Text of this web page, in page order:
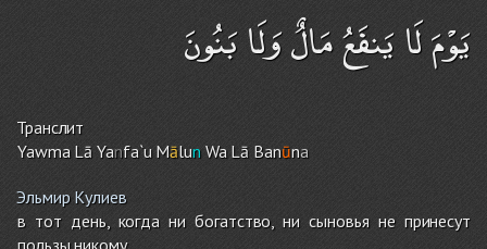
يَوْمَ لَا يَنفَعُ مَالٌ وَلَا بَنُونَ
Транслит
Yawma Lā Yanfa`u MālunWa Lā Banūna
Эльмир Кулиев
в тот день, когда ни богатство, ни сыновья не принесут